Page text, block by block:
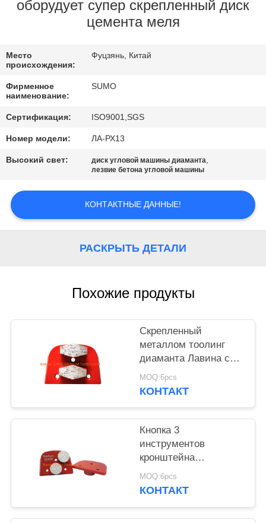
КАЧЕСТВА
МЫ
СПРОСИТЕ
ЦИТАТУ
КАРТА
ПОЛИТИКА
оборудует супер скрепленный диск
цемента меля
Место
происхождения:
Фуцзянь, Китай
Фирменное
наименование:
SUMO
Сертификация: ISO9001,SGS
Номер модели: ЛА-РХ13
Высокий свет: диск угловой машины диаманта,
лезвие бетона угловой машины
КОНТАКТНЫЕ ДАННЫЕ!
РАСКРЫТЬ ДЕТАЛИ
Похожие продукты
Скрепленный
металлом тоолинг
диаманта Лавина с
двойными этапами
шестиугольника
MOQ:6pcs
КОНТАКТ
Кнопка 3
инструментов
кронштейна
отверстия конкретная
меля двойная делит
MOQ:6pcs
КОНТАКТ